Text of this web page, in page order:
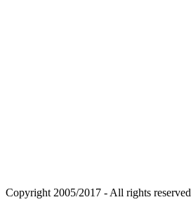
Copyright 2005/2017 - All rights reserved